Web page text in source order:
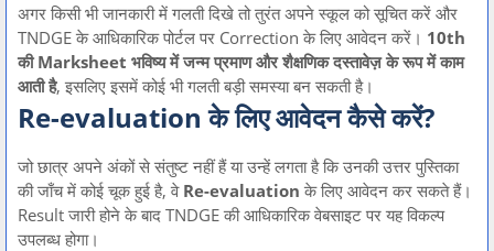
अगर किसी भी जानकारी में गलती दिखे तो तुरंत अपने स्कूल को सूचित करें और
TNDGE के आधिकारिक पोर्टल पर Correction के लिए आवेदन करें। 10th
की Marksheet भविष्य में जन्म प्रमाण और शैक्षणिक दस्तावेज़ के रूप में काम
आती है, इसलिए इसमें कोई भी गलती बड़ी समस्या बन सकती है।
Re-evaluation के लिए आवेदन कैसे करें?
जो छात्र अपने अंकों से संतुष्ट नहीं हैं या उन्हें लगता है कि उनकी उत्तर पुस्तिका
की जाँच में कोई चूक हुई है, वे Re-evaluation के लिए आवेदन कर सकते हैं।
Result जारी होने के बाद TNDGE की आधिकारिक वेबसाइट पर यह विकल्प
उपलब्ध होगा।